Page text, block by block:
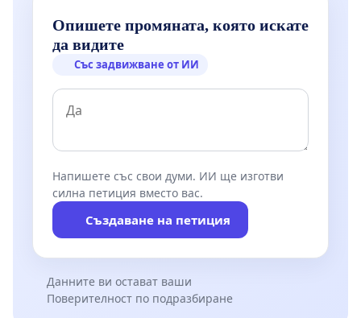
Опишете промяната, която искате
да видите
Със задвижване от ИИ
Напишете със свои думи. ИИ ще изготви
силна петиция вместо вас.
Създаване на петиция
Данните ви остават ваши
Поверителност по подразбиране